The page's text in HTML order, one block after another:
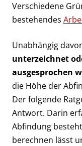
Verschiedene
bestehendes
Unabhängig
unterzeichnet
ausgesprochen
die Höhe der
Der folgende
Antwort. Darin
Abfindung
berechnen lässt